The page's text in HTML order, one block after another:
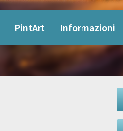
PintArt Informazioni